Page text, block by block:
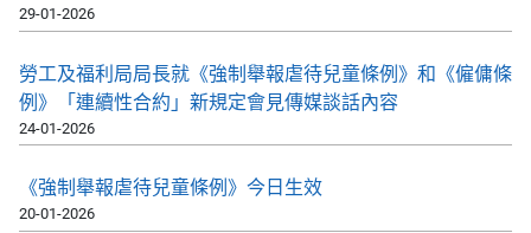
29-01-2026
勞工及福利局局長就《強制舉報虐待兒童條例》和《僱傭條
例》「連續性合約」新規定會見傳媒談話內容
24-01-2026
《強制舉報虐待兒童條例》今日生效
20-01-2026